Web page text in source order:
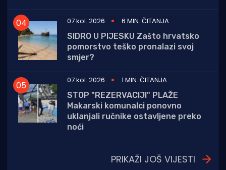
07 kol. 2026
6 MIN. ČITANJA
SIDRO U PIJESKU Zašto hrvatsko
pomorstvo teško pronalazi svoj
smjer?
07 kol. 2026
1 MIN. ČITANJA
STOP "REZERVACIJI" PLAŽE
Makarski komunalci ponovno
uklanjali ručnike ostavljene preko
noći
PRIKAŽI JOŠ VIJESTI